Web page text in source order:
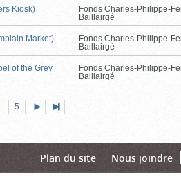
Kiosk)
Fonds Charles-Philippe-
Baillairgé
Market)
Fonds Charles-Philippe-
Baillairgé
of the Grey
Fonds Charles-Philippe-
Baillairgé
Page
5
suivante
page
Plan du site Nous joindre